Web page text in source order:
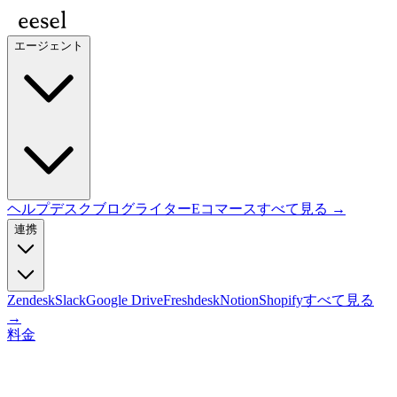
エージェント
ヘルプデスクブログライターEコマースすべて見る →
連携
ZendeskSlackGoogle DriveFreshdeskNotionShopifyすべて見る
→
料金